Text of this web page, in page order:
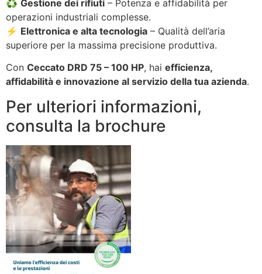
♻ Gestione dei rifiuti – Potenza e affidabilità per
operazioni industriali complesse.
⚡ Elettronica e alta tecnologia – Qualità dell’aria
superiore per la massima precisione produttiva.
Con Ceccato DRD 75 – 100 HP, hai efficienza,
affidabilità e innovazione al servizio della tua azienda.
Per ulteriori informazioni,
consulta la brochure